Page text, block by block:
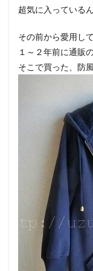
超気に入っているん
その前から愛用し
１～２年前に通販
そこで買った、防